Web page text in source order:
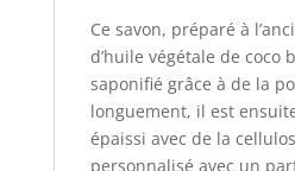
Ce savon, préparé à
d’huile végétale de coco
saponifié grâce à de la
longuement, il est
épaissi avec de la
personnalisé avec un